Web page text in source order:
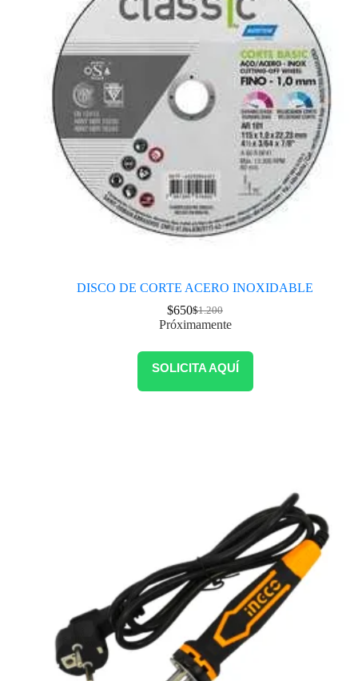
DISCO DE CORTE ACERO INOXIDABLE
$1.200
$650
Próximamente
SOLICITA AQUÍ